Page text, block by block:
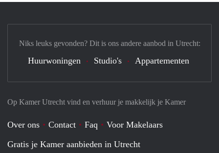
Op Kamer Utrecht vind en verhuur je makkelijk je Kamer
Over ons Contact Faq
Voor Makelaars
Gratis je Kamer aanbieden in Utrecht
Niks leuks gevonden? Dit is ons andere aanbod in Utrecht:
Huurwoningen Studio's Appartementen